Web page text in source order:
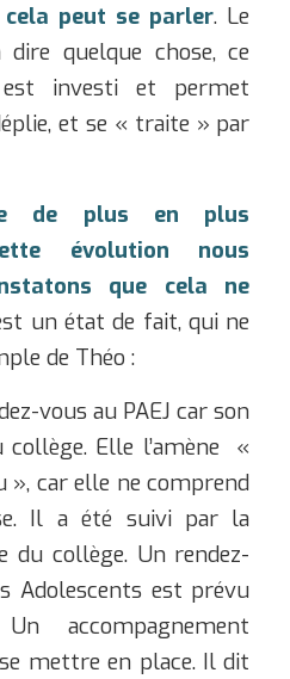
peut se parler. Le
quelque chose, ce
est investi et permet
et se « traite » par
de plus en plus
évolution nous
que
cela ne
un état de fait, qui ne
de Théo :
vous au PAEJ car son
Elle l’amène
«
», car elle ne comprend
Il a été suivi par la
du collège. Un rendez-
Adolescents est prévu
accompagnement
mettre en place. Il dit